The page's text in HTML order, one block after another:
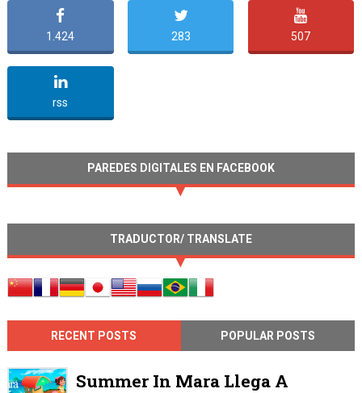
1.424 283 507
rss
PAREDES DIGITALES EN FACEBOOK
TRADUCTOR/ TRANSLATE
RECENT POSTS POPULAR POSTS
Summer In Mara Llega A